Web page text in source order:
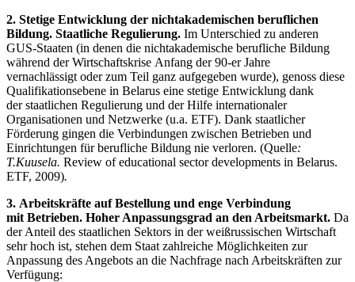
2. Stetige Entwicklung der nichtakademischen beruflichen
Bildung. Staatliche Regulierung. Im Unterschied zu anderen
GUS-Staaten (in denen die nichtakademische berufliche Bildung
während der Wirtschaftskrise Anfang der 90-er Jahre
vernachlässigt oder zum Teil ganz aufgegeben wurde), genoss diese
Qualifikationsebene in Belarus eine stetige Entwicklung dank
der staatlichen Regulierung und der Hilfe internationaler
Organisationen und Netzwerke (u.a. ETF). Dank staatlicher
Förderung gingen die Verbindungen zwischen Betrieben und
Einrichtungen für berufliche Bildung nie verloren. (Quelle:
T.Kuusela. Review of educational sector developments in Belarus.
ETF, 2009).
3. Arbeitskräfte auf Bestellung und enge Verbindung
mit Betrieben. Hoher Anpassungsgrad an den Arbeitsmarkt. Da
der Anteil des staatlichen Sektors in der weißrussischen Wirtschaft
sehr hoch ist, stehen dem Staat zahlreiche Möglichkeiten zur
Anpassung des Angebots an die Nachfrage nach Arbeitskräften zur
Verfügung: